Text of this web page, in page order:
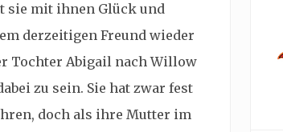
sie mit ihnen Glück und
derzeitigen Freund wieder
Tochter Abigail nach Willow
zu sein. Sie hat zwar fest
doch als ihre Mutter im